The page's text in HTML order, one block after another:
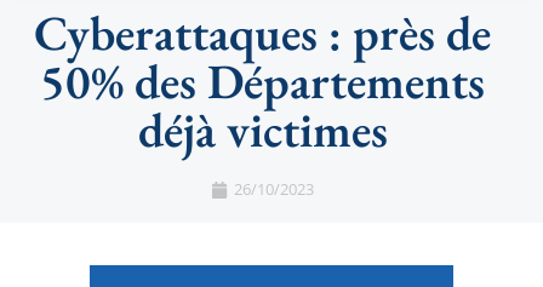
Cyberattaques : près de
50% des Départements
déjà victimes
26/10/2023